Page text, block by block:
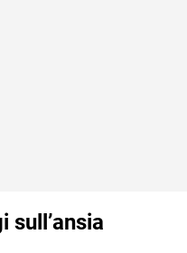
sull’ansia